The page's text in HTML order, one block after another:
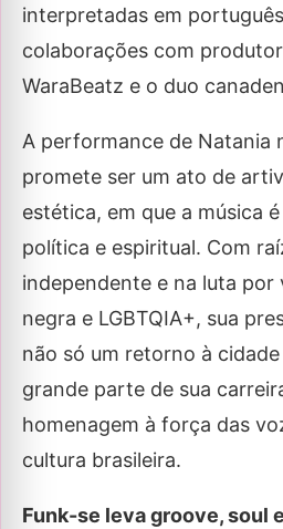
interpretadas em
colaborações com
WaraBeatz e o duo
A performance de Natania
promete ser um ato de
estética, em que a música
política e espiritual. Com
independente e na luta por
negra e LGBTQIA+, sua
não só um retorno à
grande parte de sua
homenagem à força das
cultura brasileira.
Funk-se leva groove, soul